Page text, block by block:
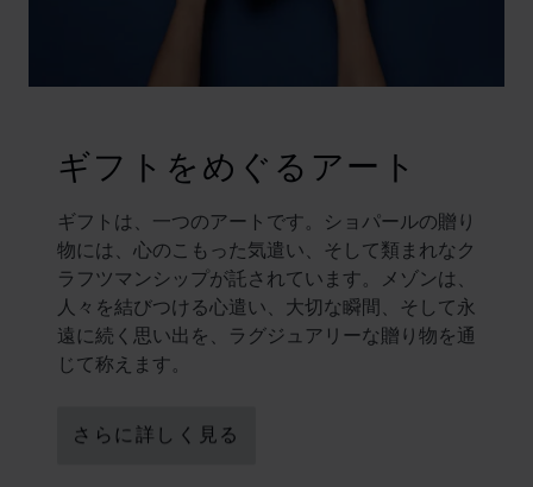
ギフトをめぐるアート
ギフトは、一つのアートです。ショパールの贈り
物には、心のこもった気遣い、そして類まれなク
ラフツマンシップが託されています。メゾンは、
人々を結びつける心遣い、大切な瞬間、そして永
遠に続く思い出を、ラグジュアリーな贈り物を通
じて称えます。
さらに詳しく見る